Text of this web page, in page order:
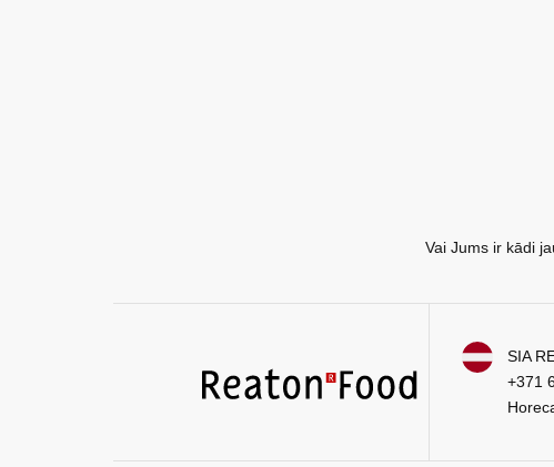
Vai Jums ir kādi
SIA
+371